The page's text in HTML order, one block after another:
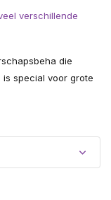
verschillende
die
is special voor grote